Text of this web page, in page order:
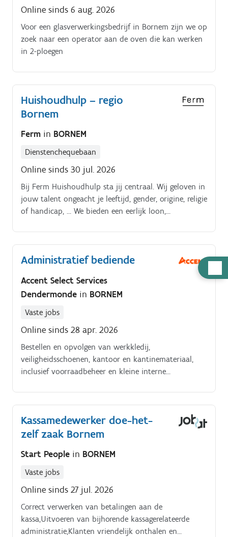
Online sinds 6 aug. 2026
Voor een glasverwerkingsbedrijf in Bornem zijn we op
zoek naar een operator aan de oven die kan werken
in 2-ploegen
Huishoudhulp – regio
Bornem
Ferm in BORNEM
Dienstenchequebaan
Online sinds 30 jul. 2026
Bij Ferm Huishoudhulp sta jij centraal. Wij geloven in
jouw talent ongeacht je leeftijd, gender, origine, religie
of handicap, … We bieden een eerlijk loon,
inzet van onze fantastische medewerkers brengen we
huishoudens op orde.
Administratief bediende
Accent Select Services
Dendermonde in BORNEM
Vaste jobs
Online sinds 28 apr. 2026
Bestellen en opvolgen van werkkledij,
veiligheidsschoenen, kantoor en kantinemateriaal,
inclusief voorraadbeheer en kleine interne
personeelsadministratie: verplichte werkweek (IT/IS)
ingeven via de RSZ website, DOP meldingen opvolgen,
eerste effectieve werkdagen opvolgen,
arbeidsongevallen registreren via het Allianz platform,
verlof/afwezigheden/ziekteattesten verwerken,
urenregistraties controleren en loonbeslagen en
Kassamedewerker doe-het-
zelf zaak Bornem
Start People in BORNEM
Vaste jobs
Online sinds 27 jul. 2026
Correct verwerken van betalingen aan de
kassa,Uitvoeren van bijhorende kassagerelateerde
administratie,Klanten vriendelijk onthalen en